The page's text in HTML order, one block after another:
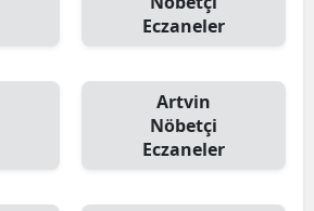
Eczaneler
Artvin
Nöbetçi
Eczaneler